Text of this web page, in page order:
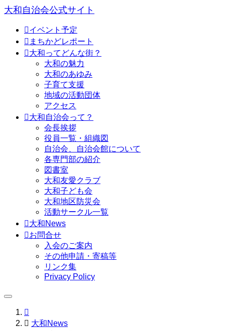
大和自治会公式サイト
イベント予定
 まちかどレポート
大和ってどんな街？
大和の魅力
大和のあゆみ
子育て支援
地域の活動団体
アクセス
大和自治会って？
会長挨拶
役員一覧・組織図
自治会、自治会館について
各専門部の紹介
図書室
大和友愛クラブ
大和子ども会
大和地区防災会
活動サークル一覧
大和News
お問合せ
入会のご案内
その他申請・寄稿等
リンク集
Privacy Policy

 大和News